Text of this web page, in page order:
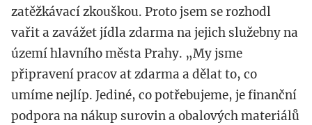
zatěžkávací zkouškou. Proto jsem se rozhodl
vařit a zavážet jídla zdarma na jejich služebny na
území hlavního města Prahy. „My jsme
připravení pracov at zdarma a dělat to, co
umíme nejlíp. Jediné, co potřebujeme, je finanční
podpora na nákup surovin a obalových materiálů